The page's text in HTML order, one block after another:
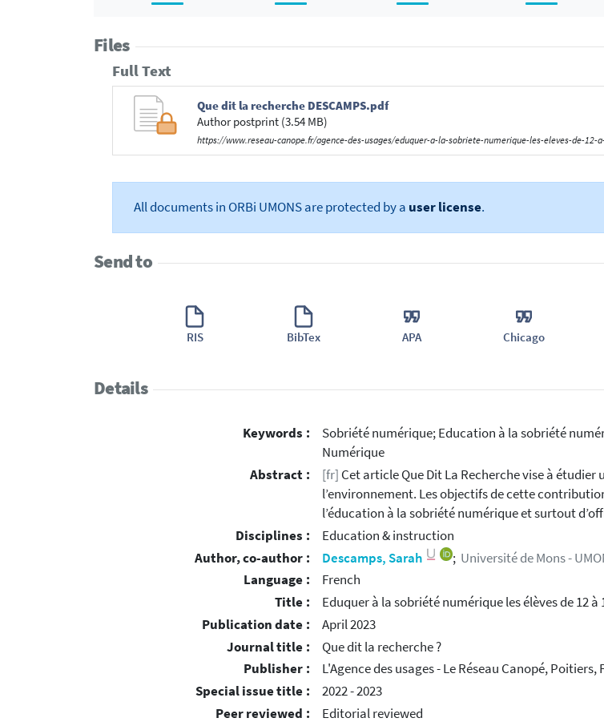
Files
Full Text
Que dit la recherche DESCAMPS.pdf
Author postprint (3.54 MB)
https://www.reseau-canope.fr/agence-des-usages/eduquer-a-la-sobriete-numerique-les-eleves-de-12-
All documents in ORBi UMONS are protected by a user license.
Send to
RIS BibTex APA Chicago
Details
Keywords :
Sobriété numérique; Education à la sobriété
Numérique
Abstract :
[fr] Cet article Que Dit La Recherche vise à
l’environnement. Les objectifs de cette
l’éducation à la sobriété numérique et surtout
Disciplines :
Education & instruction
Author, co-author :
Descamps, Sarah ; Université de Mons -
Language :
French
Title :
Eduquer à la sobriété numérique les élèves de 12 à
Publication date :
April 2023
Journal title :
Que dit la recherche ?
Publisher :
L'Agence des usages - Le Réseau Canopé, Poitiers,
Special issue title :
2022 - 2023
Peer reviewed :
Editorial reviewed